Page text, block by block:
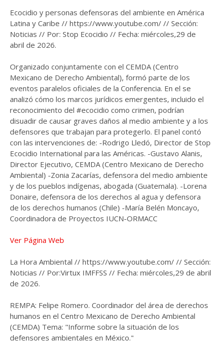
Ecocidio y personas defensoras del ambiente en América
Latina y Caribe // https://www.youtube.com/ // Sección:
Noticias // Por: Stop Ecocidio // Fecha: miércoles,29 de
abril de 2026.
Organizado conjuntamente con el CEMDA (Centro
Mexicano de Derecho Ambiental), formó parte de los
eventos paralelos oficiales de la Conferencia. En el se
analizó cómo los marcos jurídicos emergentes, incluido el
reconocimiento del #ecocidio como crimen, podrían
disuadir de causar graves daños al medio ambiente y a los
defensores que trabajan para protegerlo. El panel contó
con las intervenciones de: -Rodrigo Lledó, Director de Stop
Ecocidio International para las Américas. -Gustavo Alanis,
Director Ejecutivo, CEMDA (Centro Mexicano de Derecho
Ambiental) -Zonia Zacarías, defensora del medio ambiente
y de los pueblos indígenas, abogada (Guatemala). -Lorena
Donaire, defensora de los derechos al agua y defensora
de los derechos humanos (Chile) -María Belén Moncayo,
Coordinadora de Proyectos IUCN-ORMACC
Ver Página Web
La Hora Ambiental // https://www.youtube.com/ // Sección:
Noticias // Por:Virtux IMFFSS // Fecha: miércoles,29 de abril
de 2026.
REMPA: Felipe Romero. Coordinador del área de derechos
humanos en el Centro Mexicano de Derecho Ambiental
(CEMDA) Tema: "Informe sobre la situación de los
defensores ambientales en México."